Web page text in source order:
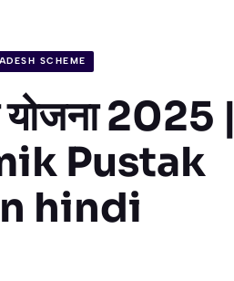
SCHEME
योजना 2025 |
Pustak
hindi